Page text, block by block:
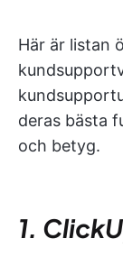
Här är listan
deras bästa
och betyg.
1.